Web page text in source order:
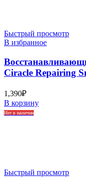
Быстрый просмотр
В избранное
Ciracle Repairing
1,390₽
В корзину
Нет в наличии
Быстрый просмотр